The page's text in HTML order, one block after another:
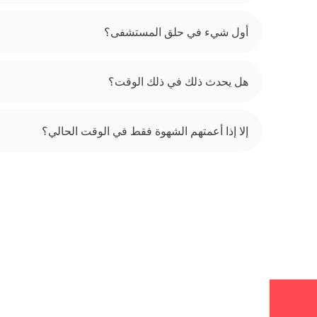
أول شيء في حلق المستشفى؟
هل يحدث ذلك في ذلك الوقت؟
إلا إذا أعمتهم الشهوة فقط في الوقت الحالي؟